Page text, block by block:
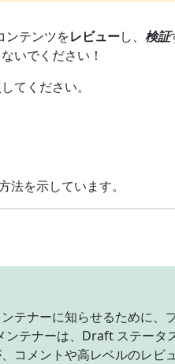
ンテンツをレビューし、 検証
いでください！
てください。
を示しています。
テナーに知らせるために、
ンテナーは、Draft ステータ
コメントや高レベルのレビ